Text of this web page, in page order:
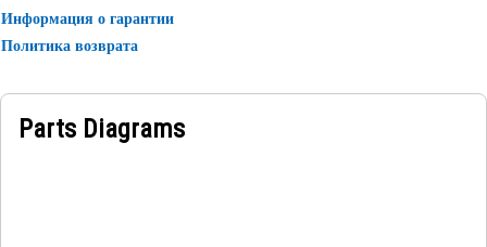
Информация о гарантии
Политика возврата
Parts Diagrams